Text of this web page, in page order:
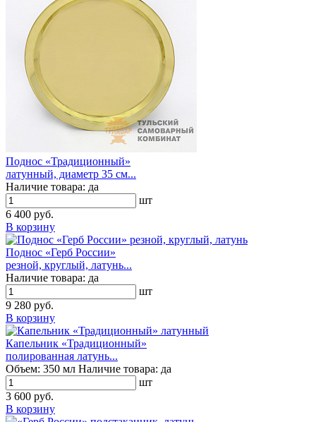
Поднос «Традиционный»
латунный, диаметр 35 см...
Наличие товара: да
шт
6 400 руб.
В корзину
Поднос «Герб России»
резной, круглый, латунь...
Наличие товара: да
шт
9 280 руб.
В корзину
Капельник «Традиционный»
полированная латунь...
Объем: 350 мл Наличие товара: да
шт
3 600 руб.
В корзину